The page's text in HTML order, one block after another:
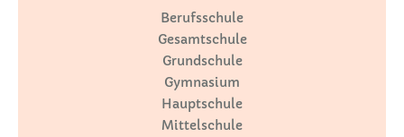
Berufsschule
Gesamtschule
Grundschule
Gymnasium
Hauptschule
Mittelschule